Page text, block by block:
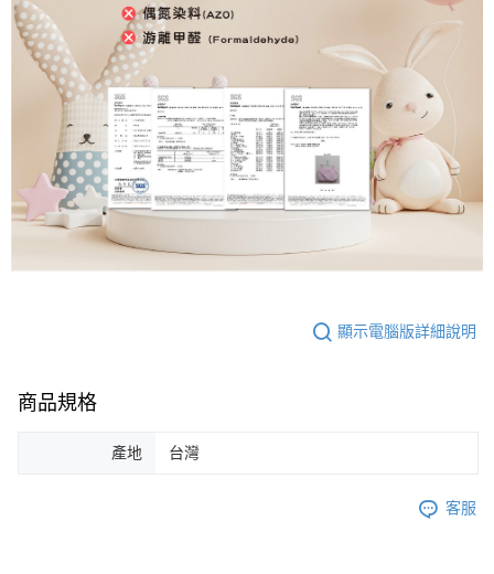
顯示電腦版詳細說明
商品規格
產地 台灣
客服